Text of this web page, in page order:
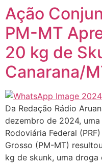
Ação
PM-MT
20 kg de
Canarana/
Da Redação Rádio
dezembro de 2024,
Rodoviária Federal
Grosso (PM-MT)
kg de skunk, uma droga